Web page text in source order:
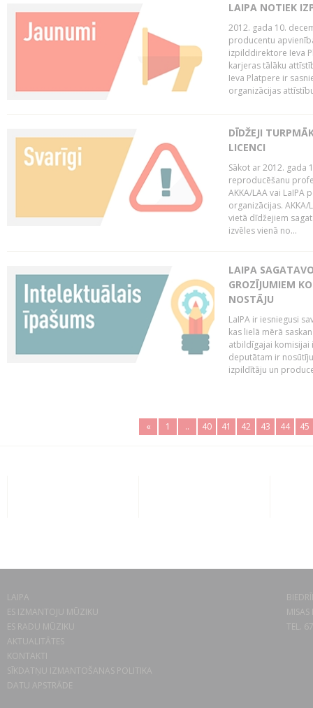
LAIPA NOTIEK
2012. gada 10.
producentu
izpilddirektore Ieva
karjeras tālāku
Ieva Platpere ir
organizācijas
DĪDŽEJI
LICENCI
Sākot ar 2012. gada
reproducēšanu
AKKA/LAA vai LaIPA
organizācijas.
vietā dīdžejiem
izvēles vienā no...
LAIPA
GROZĪJUMIEM
NOSTĀJU
LaIPA ir iesniegusi
kas lielā mērā
atbildīgajai komisijai
deputātam ir
izpildītāju un
« 1 .. 40 41 42 43 44 45
LAIPA
ES IZMANTOJU MŪZIKU
ES RADU MŪZIKU
AKTUALITĀTES
KONTAKTI
SĪKDATŅU IZMANTOŠANAS POLITIKA
DATU APSTRĀDE
TEL.